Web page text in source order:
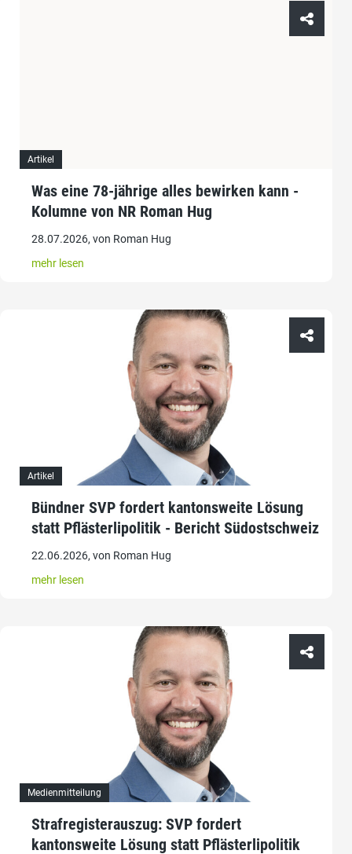
Artikel
Was eine 78-jährige alles bewirken kann -
Kolumne von NR Roman Hug
28.07.2026, von Roman Hug
mehr lesen
Artikel
Bündner SVP fordert kantonsweite Lösung
statt Pflästerlipolitik - Bericht Südostschweiz
22.06.2026, von Roman Hug
mehr lesen
Medienmitteilung
Strafregisterauszug: SVP fordert
kantonsweite Lösung statt Pflästerlipolitik